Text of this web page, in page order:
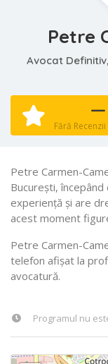
Petre
Avocat Definitiv,
—
Fără Recenzii
Petre Carmen-
Bucureşti,
experiență și are
acest moment
Petre Carmen-
telefon afișat la
avocatură.
Programul nu